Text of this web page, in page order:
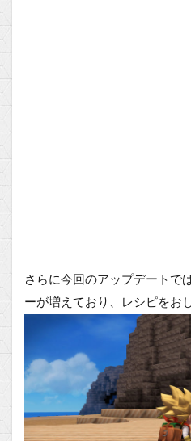
さらに今回のアップデートで
ーが増えており、レシピをお